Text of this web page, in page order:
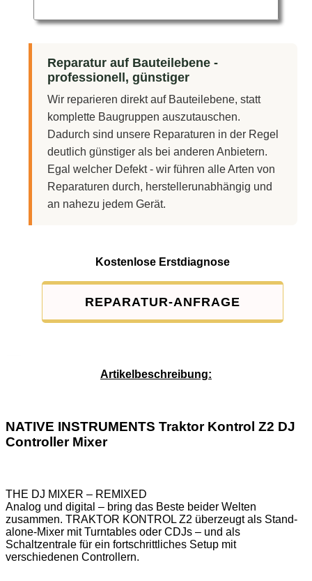
Reparatur auf Bauteilebene -
professionell, günstiger
Wir reparieren direkt auf Bauteilebene, statt
komplette Baugruppen auszutauschen.
Dadurch sind unsere Reparaturen in der Regel
deutlich günstiger als bei anderen Anbietern.
Egal welcher Defekt - wir führen alle Arten von
Reparaturen durch, herstellerunabhängig und
an nahezu jedem Gerät.
Kostenlose Erstdiagnose
REPARATUR-ANFRAGE
Artikelbeschreibung:
NATIVE INSTRUMENTS Traktor Kontrol Z2 DJ
Controller Mixer
THE DJ MIXER – REMIXED
Analog und digital – bring das Beste beider Welten
zusammen. TRAKTOR KONTROL Z2 überzeugt als Stand-
alone-Mixer mit Turntables oder CDJs – und als
Schaltzentrale für ein fortschrittliches Setup mit
verschiedenen Controllern.